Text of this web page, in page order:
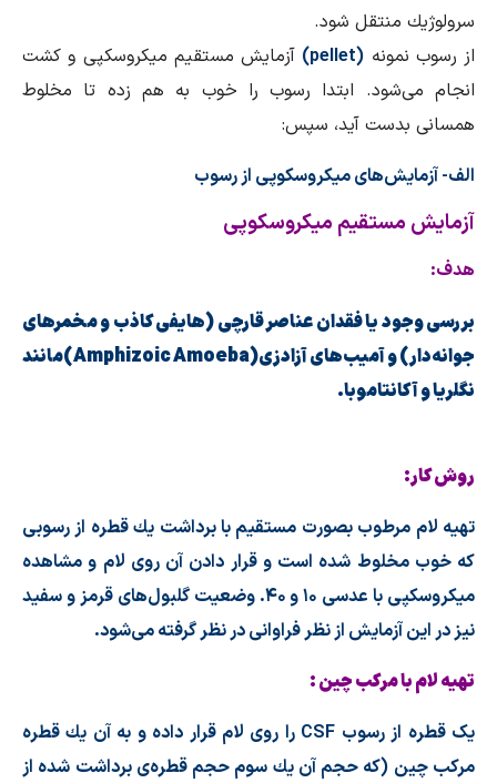
سرولوژیك منتقل شود.
از رسوب نمونه (pellet)
آزمایش مستقیم میكروسكپی و كشت
انجام می‌شود. ابتدا رسوب را خوب به هم زده تا مخلوط
همسانی بدست آید، سپس:
الف- آزمایش‌های میكروسكوپی از رسوب
آزمایش مستقیم میكروسكوپی
هدف:
بررسی وجود یا فقدان عناصر قارچی (هایفی كاذب و مخمرهای
جوانه‌دار) و آمیب‌های آزادزی(Amphizoic Amoeba)مانند
نگلریا و آكانتاموبا.
روش كار:
تهیه لام مرطوب بصورت مستقیم با برداشت یك قطره از رسوبی
كه خوب مخلوط شده‌ است و قرار دادن آن روی لام و مشاهده
میكروسكپی با عدسی ۱۰ و ۴۰. وضعیت گلبول‌های قرمز و سفید
نیز در این آزمایش از نظر فراوانی در نظر گرفته می‌شود.
تهیه لام با مركب چین :
یک قطره از رسوب CSF را روی لام قرار داده و به آن یك قطره
مركب چین (كه حجم آن یك سوم حجم قطره‌ی برداشت شده از